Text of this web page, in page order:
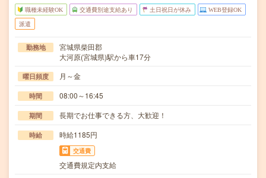
職種未経験OK 交通費別途支給あり 土日祝日が休み WEB登録OK
派遣
勤務地
宮城県柴田郡
大河原(宮城県)駅から車17分
曜日頻度 月～金
時間 08:00～16:45
期間 長期でお仕事できる方、大歓迎！
時給 時給1185円
交通費
交通費規定内支給